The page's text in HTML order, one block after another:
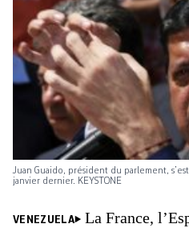
Juan Guaido, président du parlement,
janvier dernier. KEYSTONE
VENEZUELA
La France,